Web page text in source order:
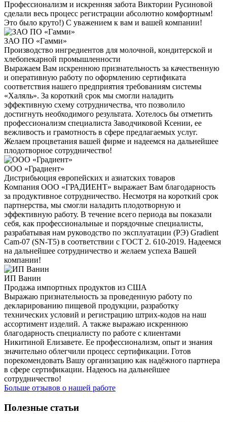
Профессионализм и искренняя забота Виктории Русиновой
сделали весь процесс регистрации абсолютно комфортным!
Это было круто!) С уважением к вам и вашей компании!
ЗАО ПО «Гамми»
Производство ингредиентов для молочной, кондитерской и
хлебопекарной промышленности
Выражаем Вам искреннюю признательность за качественную
и оперативную работу по оформлению сертификата
соответствия нашего предприятия требованиям системы
«Халяль». За короткий срок мы смогли наладить
эффективную схему сотрудничества, что позволило
достигнуть необходимого результата. Хотелось бы отметить
профессионализм специалиста Заводчиковой Ксении, ее
вежливость и грамотность в сфере предлагаемых услуг.
Желаем процветания вашей фирме и надеемся на дальнейшее
плодотворное сотрудничество!
ООО «Градиент»
Дистрибьюция европейских и азиатских товаров
Компания ООО «ГРАДИЕНТ» выражает Вам благодарность
за продуктивное сотрудничество. Несмотря на короткий срок
партнерства, мы смогли наладить плодотворную и
эффективную работу. В течение всего периода вы показали
себя, как профессиональные и порядочные специалисты,
разрабатывая нам руководство по эксплуатации (РЭ) Gradient
Cam-07 (SN-T5) в соответствии с ГОСТ 2. 610-2019. Надеемся
на дальнейшее сотрудничество и желаем успеха Вашей
компании!
ИП Ванин
Продажа импортных продуктов из США
Выражаю признательность за проведенную работу по
декларированию пищевой продукции, разработку
технических условий и регистрацию штрих-кодов на наш
ассортимент изделий. А также выражаю искреннюю
благодарность специалисту по работе с клиентами
Никитиной Елизавете. Ее профессионализм, опыт и знания
значительно облегчили процесс сертификации. Готов
порекомендовать Вашу организацию как надёжного партнера
в сфере сертификации. Надеюсь на дальнейшее
сотрудничество!
Больше отзывов о нашей работе
Полезные статьи